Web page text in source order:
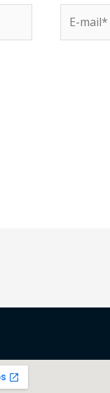
mail*